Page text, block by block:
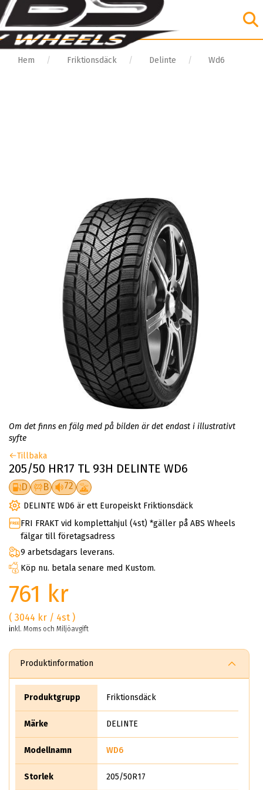
Hem Friktionsdäck Delinte Wd6
Om det finns en fälg med på bilden är det endast i illustrativt
syfte
Tillbaka
205/50 HR17 TL 93H DELINTE WD6
D B 72
DELINTE WD6 är ett Europeiskt Friktionsdäck
FRI FRAKT vid komplettahjul (4st) *gäller på ABS Wheels
fälgar till företagsadress
9 arbetsdagars leverans.
Köp nu. betala senare med Kustom.
761 kr
( 3044 kr / 4st )
inkl. Moms och Miljöavgift
Produktinformation
Produktgrupp Friktionsdäck
Märke DELINTE
Modellnamn WD6
Storlek 205/50R17